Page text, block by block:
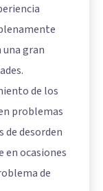
una gran
de los
problemas
de desorden
en ocasiones
de